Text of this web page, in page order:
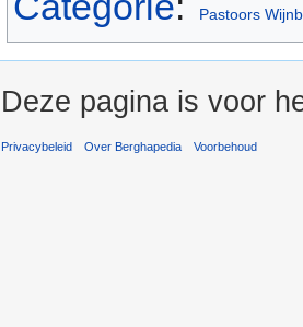
Pastoors
Deze pagina is voor
Privacybeleid Over Berghapedia Voorbehoud